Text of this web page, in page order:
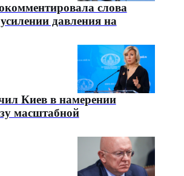
слова
давления на
Киев в намерении
масштабной